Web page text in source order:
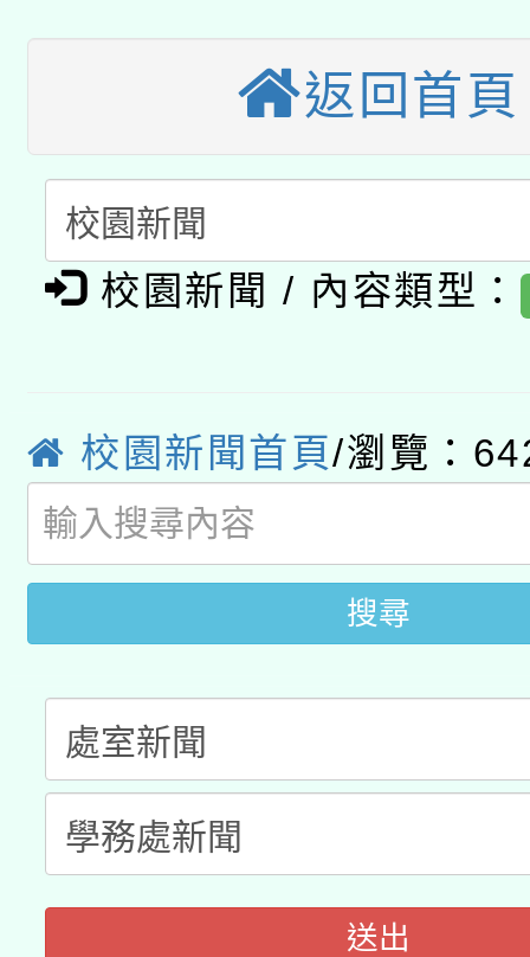
招)
本館辦理115年度閱讀
暨閱讀推動專業研習
科技賦能─人工智慧
礎課程
A3數位素養講師名單
「數位內容與教學軟體
pilot」
有關大陸委員會函釋公
薪期間赴陸應申請許可
轉知經濟部水利署委託
用水績優單位及節水達
動」
桃園市孔廟祈福系列
開 智慧啟航」
2026年桃園地景藝術
返回首頁
校園新聞 / 內容類型：
校園新聞首頁/瀏覽：
搜尋
送出